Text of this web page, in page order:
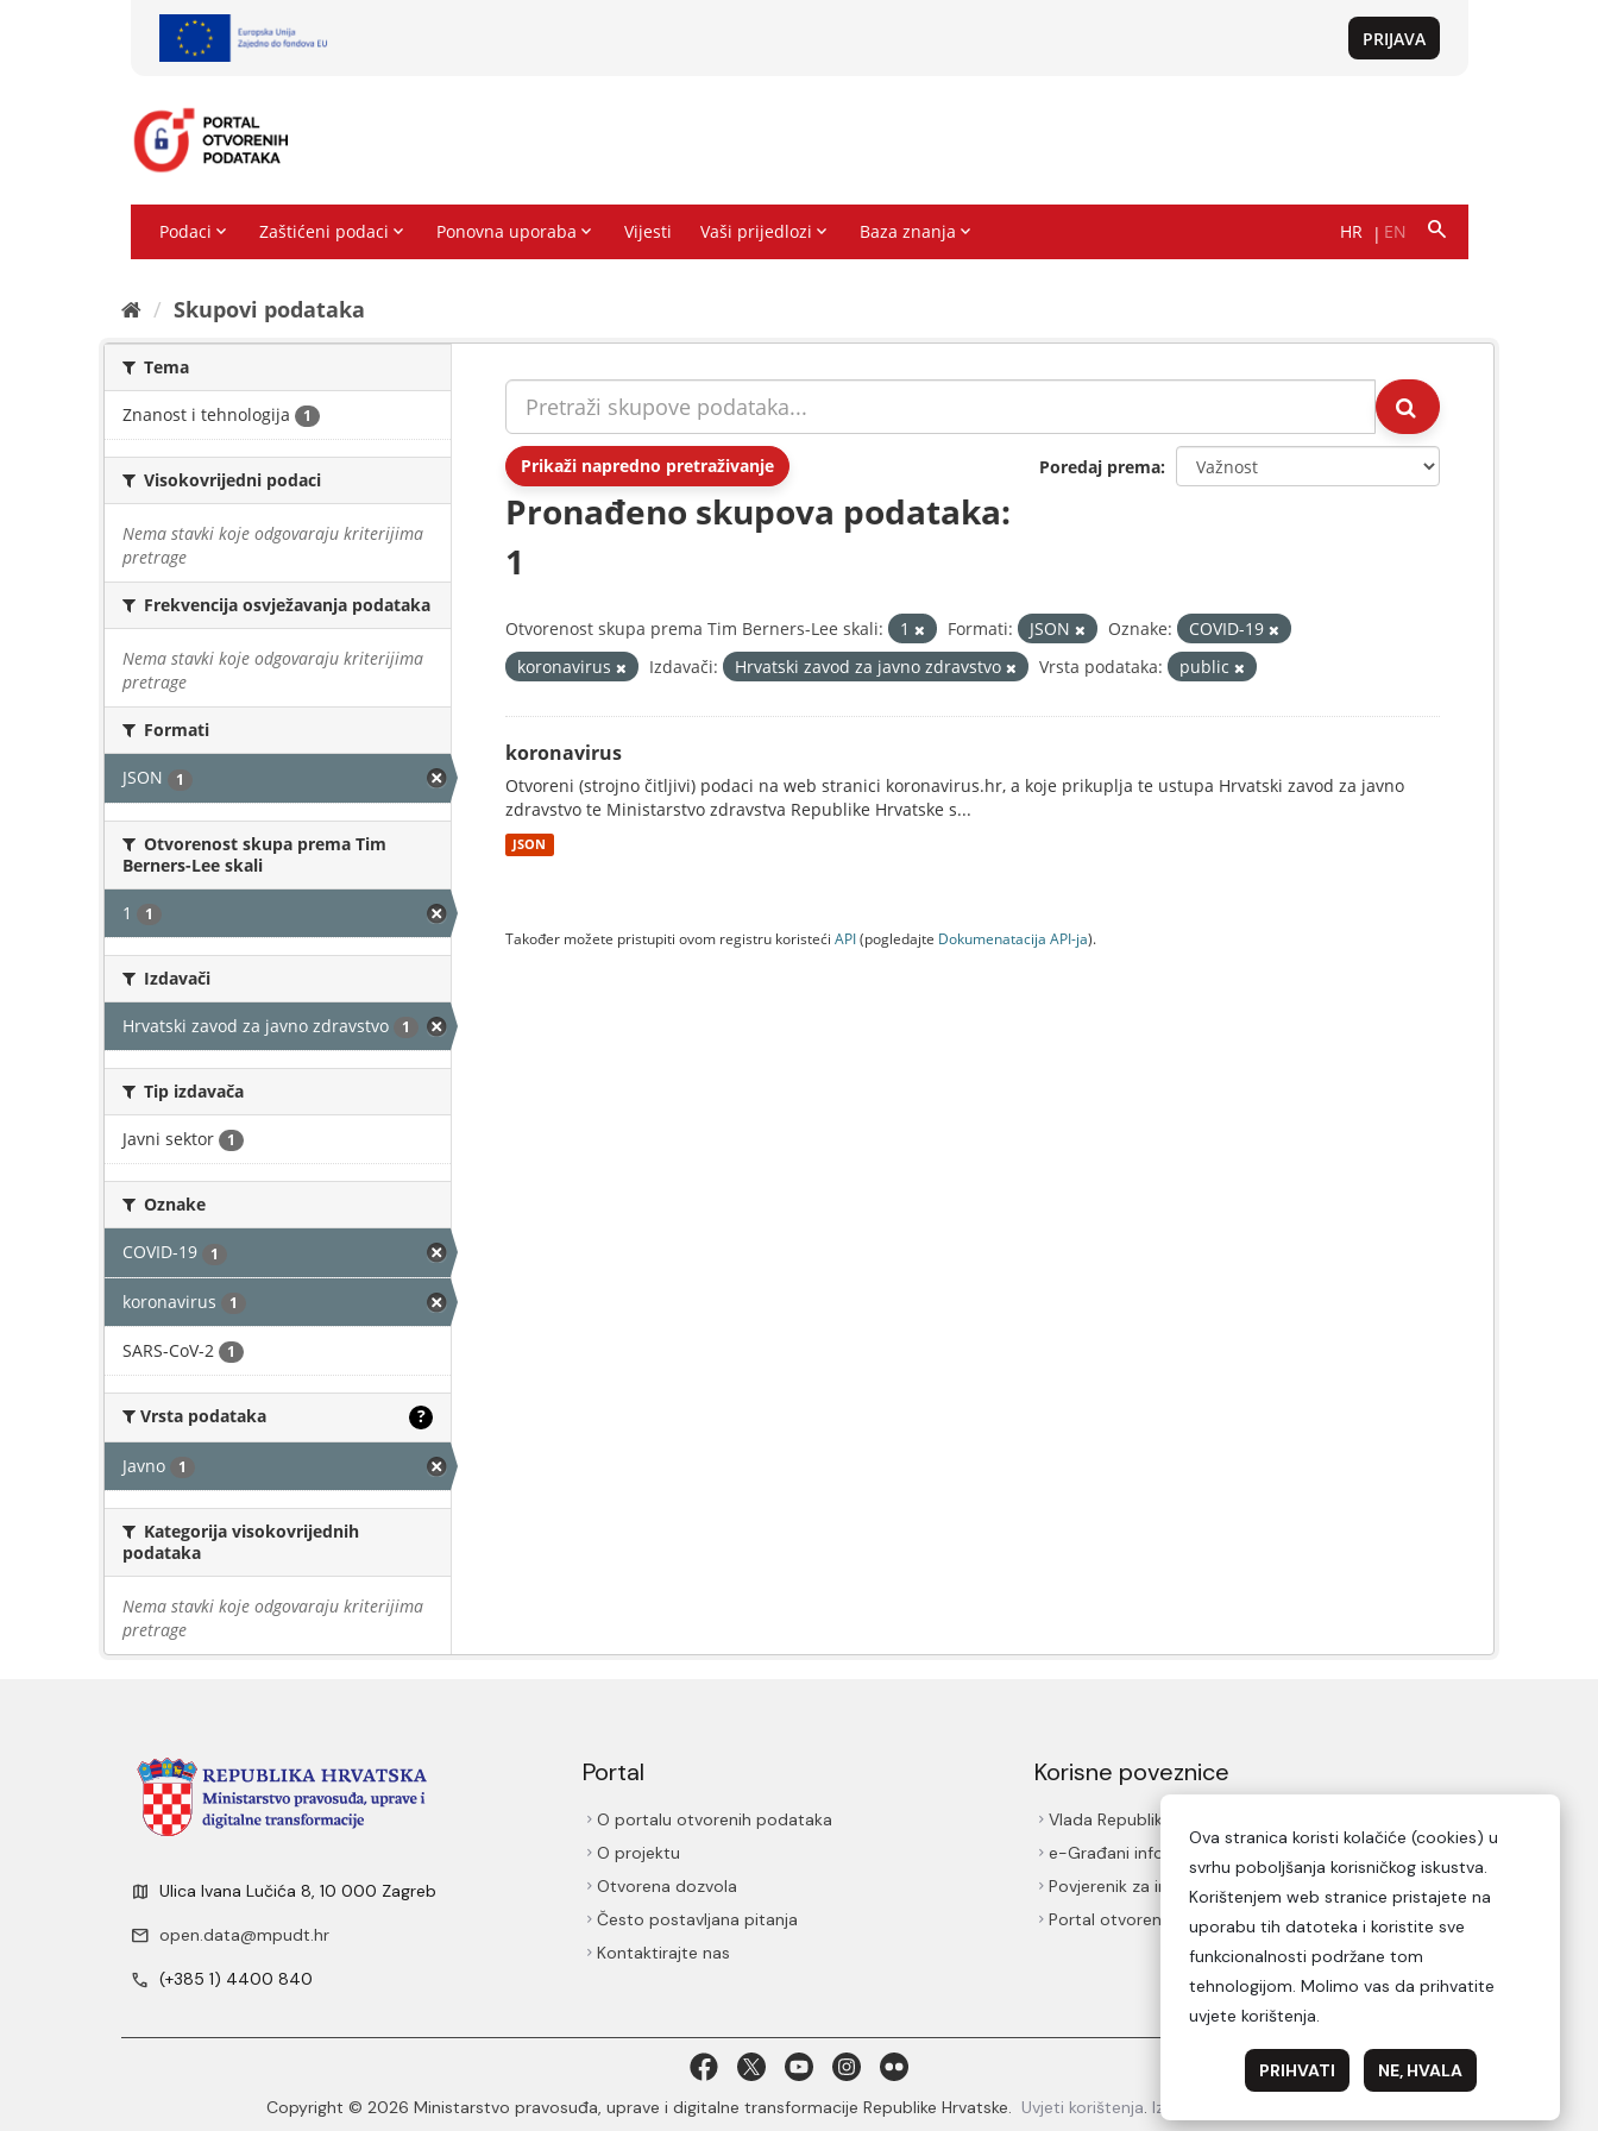
Skupovi podаtаkа
Tema
Znanost i tehnologija 1
Visokovrijedni podaci
Nema stavki koje odgovaraju kriterijima
pretrage
Frekvencija osvježavanja podataka
Nema stavki koje odgovaraju kriterijima
pretrage
Formati
JSON 1
Otvorenost skupa prema Tim
Berners-Lee skali
1 1
Izdavači
Hrvatski zavod za javno zdravstvo 1
Tip izdavača
Javni sektor 1
Oznake
COVID-19 1
koronavirus 1
SARS-CoV-2 1
Vrsta podataka ?
Javno 1
Kategorija visokovrijednih
podataka
Nema stavki koje odgovaraju kriterijima
pretrage
Prikaži napredno pretraživanje Poredaj prema
Pronađeno skupova podataka:
1
Otvorenost skupa prema Tim Berners-Lee skali: 1 Formati: JSON Oznake:
COVID-19
koronavirus
Izdavači: Hrvatski zavod za javno zdravstvo Vrsta podataka: public
koronavirus
Otvoreni (strojno čitljivi) podaci na web stranici koronavirus.hr, a koje prikuplja te ustupa Hrvatski zavod za javno
zdravstvo te Ministarstvo zdravstva Republike Hrvatske s...
JSON
Također možete pristupiti ovom registru koristeći API(pogledajte Dokumenаtаcijа API-jа).